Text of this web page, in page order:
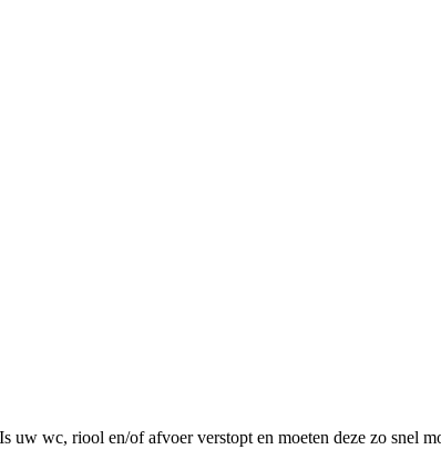
uw wc, riool en/of afvoer verstopt en moeten deze zo snel